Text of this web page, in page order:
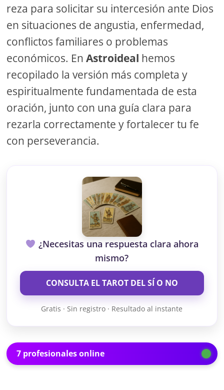
reza para solicitar su intercesión ante Dios
en situaciones de angustia, enfermedad,
conflictos familiares o problemas
económicos. EnAstroideal hemos
recopilado la versión más completa y
espiritualmente fundamentada de esta
oración, junto con una guía clara para
rezarla correctamente y fortalecer tu fe
con perseverancia.
¿Necesitas una respuesta clara ahora
mismo?
CONSULTA EL TAROT DEL SÍ O NO
Gratis · Sin registro · Resultado al instante
7 profesionales online